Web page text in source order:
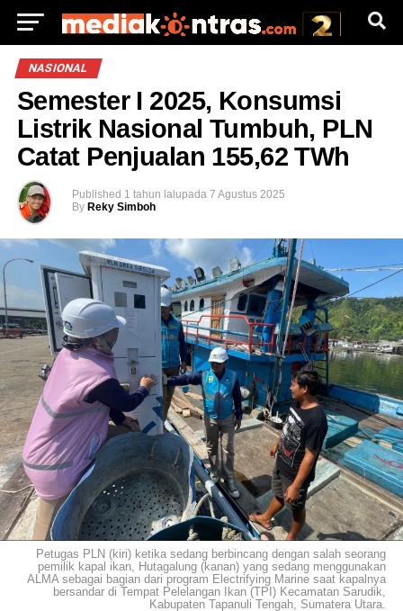
NASIONAL
Semester I 2025, Konsumsi
Listrik Nasional Tumbuh, PLN
Catat Penjualan 155,62 TWh
Published 1 tahun lalupada 7 Agustus 2025
By Reky Simboh
Petugas PLN (kiri) ketika sedang berbincang dengan salah seorang
pemilik kapal ikan, Hutagalung (kanan) yang sedang menggunakan
ALMA sebagai bagian dari program Electrifying Marine saat kapalnya
bersandar di Tempat Pelelangan Ikan (TPI) Kecamatan Sarudik,
Kabupaten Tapanuli Tengah, Sumatera Utara.